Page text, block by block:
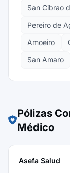
San Cibrao
Pereiro de
Amoeiro
San Amaro
Pólizas
Médico
Asefa Salud